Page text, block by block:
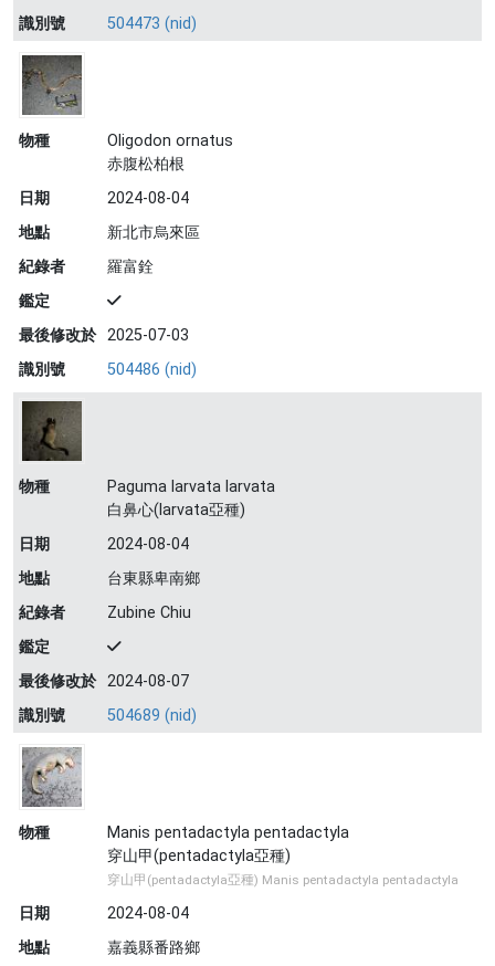
識別號
504473 (nid)
物種
Oligodon ornatus
赤腹松柏根
日期
2024-08-04
地點
新北市烏來區
紀錄者
羅富銓
鑑定
最後修改於 2025-07-03
識別號
504486 (nid)
物種
Paguma larvata larvata
白鼻心(larvata亞種)
日期
2024-08-04
地點
台東縣卑南鄉
紀錄者
Zubine Chiu
鑑定
最後修改於 2024-08-07
識別號
504689 (nid)
物種
Manis pentadactyla pentadactyla
穿山甲(pentadactyla亞種)
穿山甲(pentadactyla亞種) Manis pentadactyla pentadactyla
日期
2024-08-04
地點
嘉義縣番路鄉